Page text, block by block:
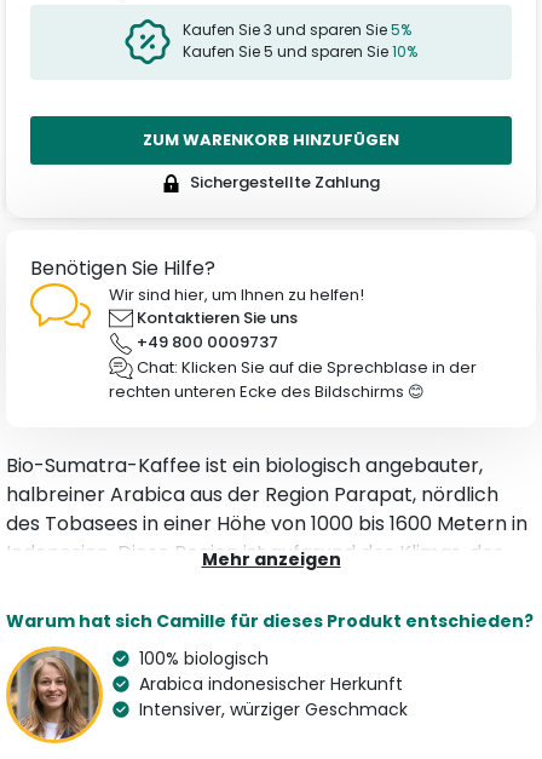
Kaufen Sie 3 und sparen Sie5%
Kaufen Sie 5 und sparen Sie10%
ZUM WARENKORB HINZUFÜGEN
Sichergestellte Zahlung
Benötigen Sie Hilfe?
Wir sind hier, um Ihnen zu helfen!
Kontaktieren Sie uns
+49 800 0009737
Chat: Klicken Sie auf die Sprechblase in der
rechten unteren Ecke des Bildschirms 😊
Bio-Sumatra-Kaffee ist ein biologisch angebauter,
halbreiner Arabica aus der Region Parapat, nördlich
des Tobasees in einer Höhe von 1000 bis 1600 Metern in
Indonesien. Diese Region ist aufgrund des Klimas, der
Kaffeeanbau. Der dortige Kaffe gilt als eine der weltweit
beliebtesten Kaffeespezialitäten. Der in der Brügger
Werkstatt bei niedriger Temperatur handgeröstete
Bio-Sumatra, ist ein Kaffee mit einem ganz besonderen
Geschmackscharakter: intensiv und rund, mit Noten
Mehr anzeigen
Warum hat sich Camille für dieses Produkt entschieden?
100% biologisch
Arabica indonesischer Herkunft
Intensiver, würziger Geschmack